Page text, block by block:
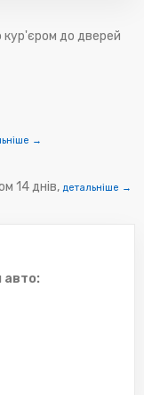
кур'єром до дверей
→
14 днів, детальніше →
авто: